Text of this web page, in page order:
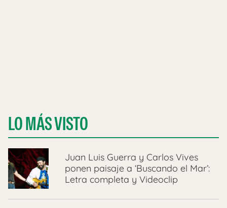
LO MÁS VISTO
Juan Luis Guerra y Carlos Vives
ponen paisaje a ‘Buscando el Mar’:
Letra completa y Videoclip